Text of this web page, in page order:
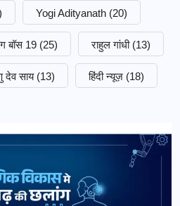
Yogi Adityanath (20)
बॉस 19 (25) राहुल गांधी (13)
देव साय (13) हिंदी न्यूज़ (18)